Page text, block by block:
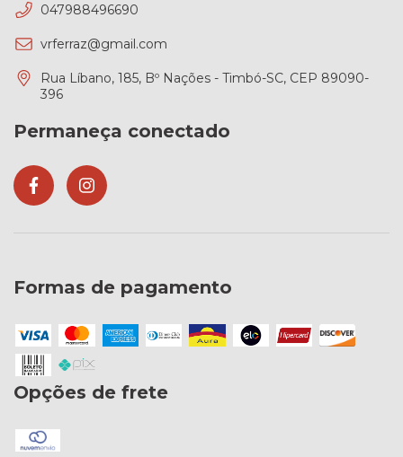
047988496690
vrferraz@gmail.com
Rua Líbano, 185, Bº Nações - Timbó-SC, CEP 89090-
396
Permaneça conectado
Formas de pagamento
Opções de frete